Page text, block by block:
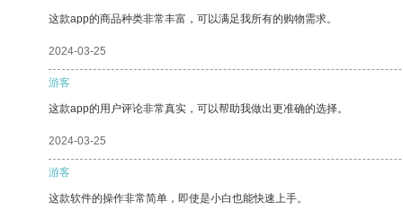
这款app的商品种类非常丰富，可以满足我所有的购物需求。
2024-03-25
游客
这款app的用户评论非常真实，可以帮助我做出更准确的选择。
2024-03-25
游客
这款软件的操作非常简单，即使是小白也能快速上手。